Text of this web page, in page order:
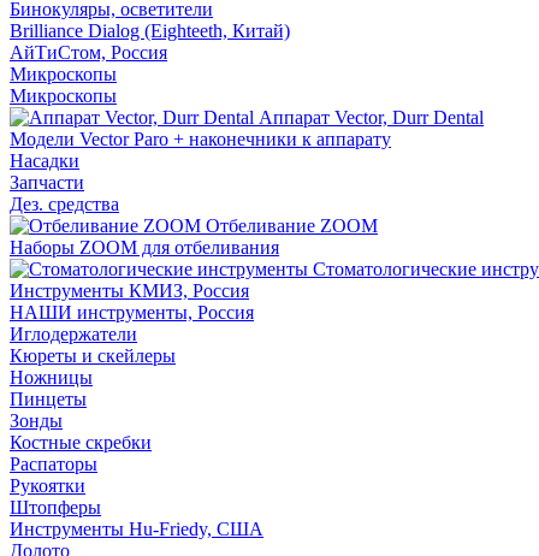
Бинокуляры, осветители
Brilliance Dialog (Eighteeth, Китай)
АйТиСтом, Россия
Микроскопы
Микроскопы
Аппарат Vector, Durr Dental
Модели Vector Paro + наконечники к аппарату
Насадки
Запчасти
Дез. средства
Отбеливание ZOOM
Наборы ZOOM для отбеливания
Стоматологические
Инструменты КМИЗ, Россия
НАШИ инструменты, Россия
Иглодержатели
Кюреты и скейлеры
Ножницы
Пинцеты
Зонды
Костные скребки
Распаторы
Рукоятки
Штопферы
Инструменты Hu-Friedy, США
Долото